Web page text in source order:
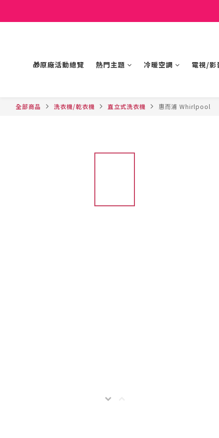
🎁原廠活動總覽 熱門主題 冷暖空調 電視/影
全部商品 洗衣機/乾衣機 直立式洗衣機 惠而浦 Whirlpool